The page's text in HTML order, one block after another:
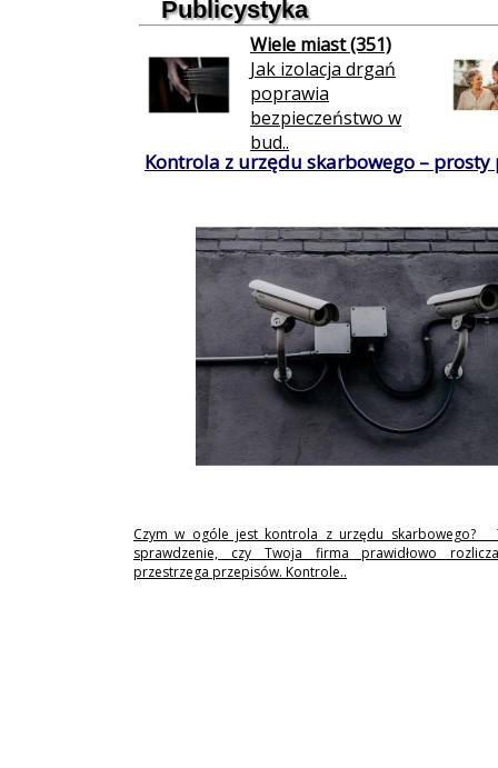
Publicystyka
Wiele miast (351)
Jak izolacja drgań
poprawia
bezpieczeństwo w
bud..
Kontrola z urzędu skarbowego –
Czym w ogóle jest kontrola z urzędu skarbowego?
sprawdzenie, czy Twoja firma prawidłowo
przestrzega przepisów. Kontrole..